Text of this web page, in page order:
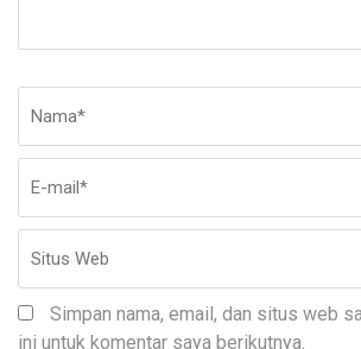
Simpan nama, email, dan situs web
ini untuk komentar saya berikutnya.